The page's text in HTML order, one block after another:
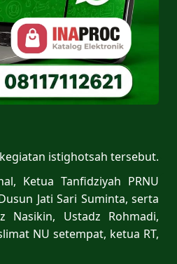
istighotsah tersebut.
Ketua Tanfidziyah PRNU
Jati Sari Suminta, serta
Ustadz Rohmadi,
NU setempat, ketua RT,